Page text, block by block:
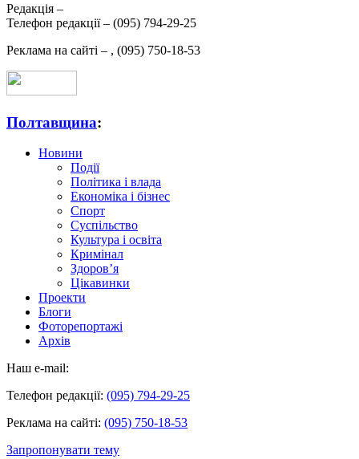
Редакція –
Телефон редакції – (095) 794-29-25
Реклама на сайті – , (095) 750-18-53
Полтавщина:
Новини
Події
Політика і влада
Економіка і бізнес
Спорт
Суспільство
Культура і освіта
Кримінал
Здоров’я
Цікавинки
Проекти
Блоги
Фоторепортажі
Архів
Наш e-mail:
Телефон редакції: (095) 794-29-25
Реклама на сайті: (095) 750-18-53
Запропонувати тему